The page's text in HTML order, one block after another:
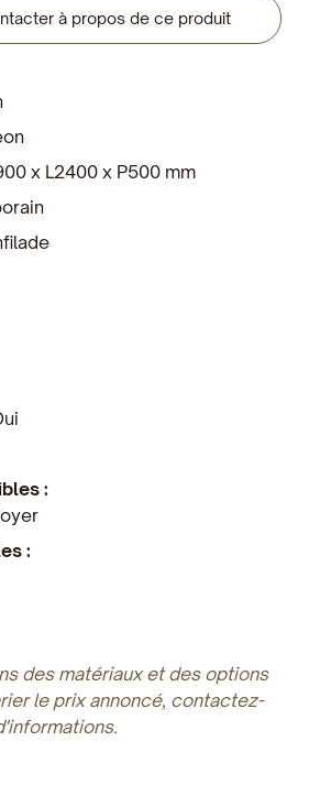
à propos de ce produit
x L2400 x P500 mm
:
:
des matériaux et des options
le prix annoncé, contactez-